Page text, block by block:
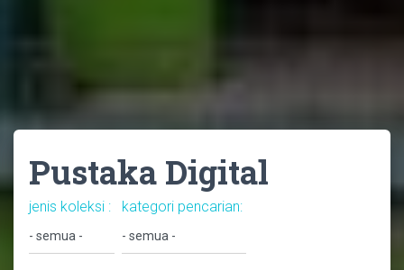
Pustaka Digital
jenis koleksi : kategori pencarian: